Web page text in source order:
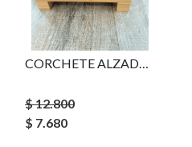
CORCHETE ALZADOR BAMBU NATURAL
$ 12.800
$ 7.680